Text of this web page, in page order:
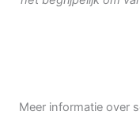
Meer informatie over